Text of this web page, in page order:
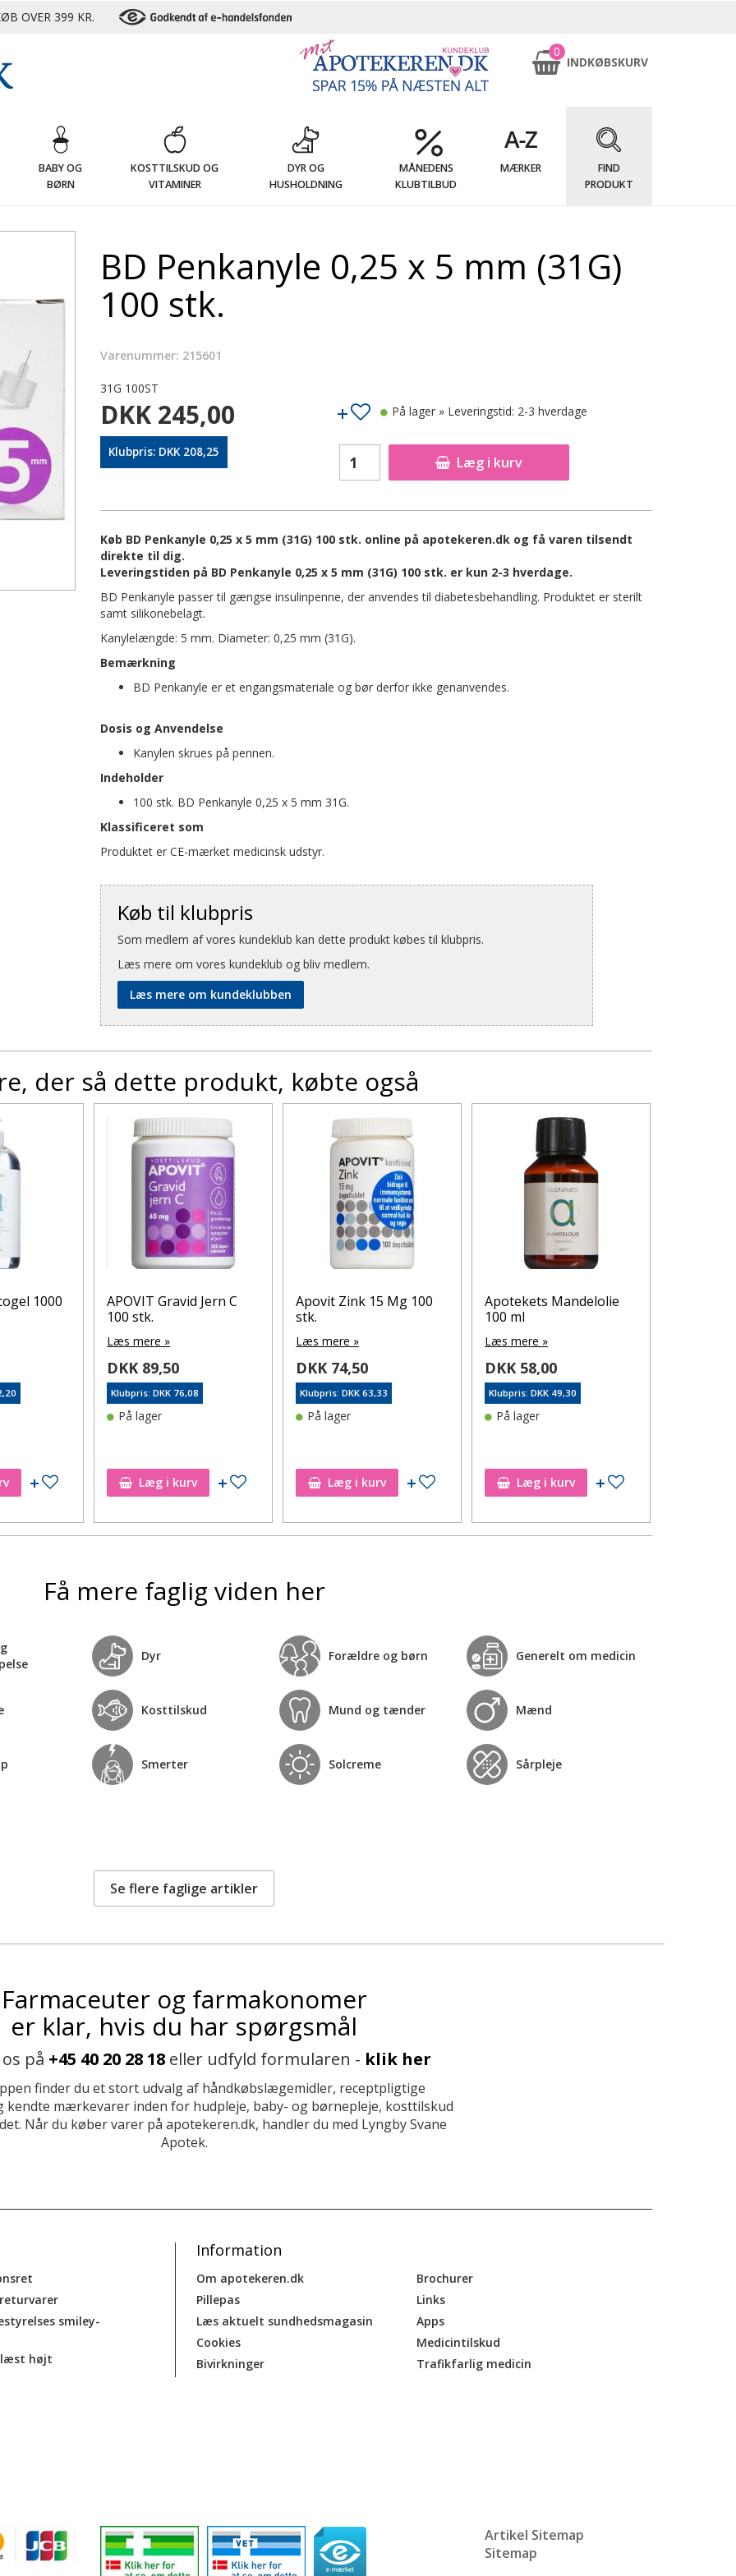
OVER 399 KR.
0
INDKØBSKURV
BABY OG
BØRN
KOSTTILSKUD OG
VITAMINER
DYR OG
HUSHOLDNING
MÅNEDENS
KLUBTILBUD
MÆRKER
FIND
PRODUKT
BD Penkanyle 0,25 x 5 mm (31G)
100 stk.
Varenummer: 215601
31G 100ST
DKK 245,00
Klubpris: DKK 208,25
Læg i kurv
På lager » Leveringstid: 2-3 hverdage
Køb BD Penkanyle 0,25 x 5 mm (31G) 100 stk. online på apotekeren.dk og få varen tilsendt
direkte til dig.
Leveringstiden på BD Penkanyle 0,25 x 5 mm (31G) 100 stk. er kun 2-3 hverdage.
BD Penkanyle passer til gængse insulinpenne, der anvendes til diabetesbehandling. Produktet er sterilt
samt silikonebelagt.
Kanylelængde: 5 mm. Diameter: 0,25 mm (31G).
Bemærkning
BD Penkanyle er et engangsmateriale og bør derfor ikke genanvendes.
Dosis og Anvendelse
Kanylen skrues på pennen.
Indeholder
100 stk. BD Penkanyle 0,25 x 5 mm 31G.
Klassificeret som
Produktet er CE-mærket medicinsk udstyr.
Køb til klubpris
Som medlem af vores kundeklub kan dette produkt købes til klubpris.
Læs mere om vores kundeklub og bliv medlem.
Læs mere om kundeklubben
der så dette produkt, købte også
1000
Tilføj til ønskeseddel
APOVIT Gravid Jern C
100 stk.
Læs mere »
DKK 89,50
Klubpris: DKK 76,08
På lager
Læg i kurv Tilføj til ønskeseddel
Apovit Zink 15 Mg 100
stk.
Læs mere »
DKK 74,50
Klubpris: DKK 63,33
På lager
Læg i kurv Tilføj til ønskeseddel
Apotekets Mandelolie
100 ml
Læs mere »
DKK 58,00
Klubpris: DKK 49,30
På lager
Læg i kurv Tilføj til ønskeseddel
Få mere faglig viden her
Dyr Forældre og børn Generelt om medicin
Kosttilskud Mund og tænder Mænd
Smerter Solcreme Sårpleje
Se flere faglige artikler
Farmaceuter og farmakonomer
er klar, hvis du har spørgsmål
på +45 40 20 28 18 eller udfyld formularen - klik her
finder du et stort udvalg af håndkøbslægemidler, receptpligtige
kendte mærkevarer inden for hudpleje, baby- og børnepleje, kosttilskud
Når du køber varer på apotekeren.dk, handler du med Lyngby Svane
Apotek.
smiley-
læst højt
Information
Om apotekeren.dk
Pillepas
Læs aktuelt sundhedsmagasin
Cookies
Bivirkninger
Brochurer
Links
Apps
Medicintilskud
Trafikfarlig medicin
Artikel Sitemap
Sitemap